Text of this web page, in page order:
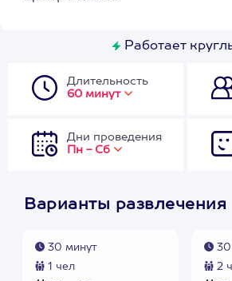
Работает
Длительность
60 минут
Дни проведения
Пн - Сб
Варианты развлечения
30 минут
1 чел
30
2